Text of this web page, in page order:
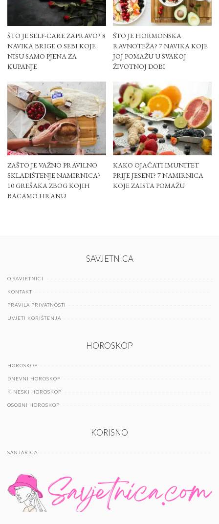
ŠTO JE SELF-CARE ZAPRAVO? 8
NAVIKA BRIGE O SEBI KOJE
NISU SAMO PJENA ZA
KUPANJE
ŠTO JE HORMONSKA
RAVNOTEŽA? 7 NAVIKA KOJE
JOJ POMAŽU U SVAKOJ
ŽIVOTNOJ DOBI
ZAŠTO JE VAŽNO PRAVILNO
SKLADIŠTENJE NAMIRNICA?
10 GREŠAKA ZBOG KOJIH
BACAMO HRANU
KAKO OJAČATI IMUNITET
PRIJE JESENI? 7 NAMIRNICA
KOJE ZAISTA POMAŽU
SAVJETNICA
O SAVJETNICI
KONTAKT
PRAVILA PRIVATNOSTI
UVJETI KORIŠTENJA
HOROSKOP
HOROSKOP
DNEVNI HOROSKOP
KINESKI HOROSKOP
OSOBNI HOROSKOP
KORISNO
SANJARICA